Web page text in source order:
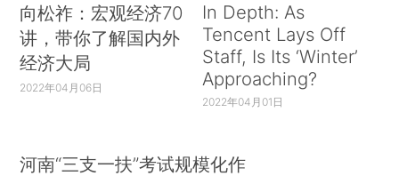
向松祚：宏观经济70
讲，带你了解国内外
经济大局
2022年04月06日
In Depth: As
Tencent Lays Off
Staff, Is Its ‘Winter’
Approaching?
2022年04月01日
河南“三支一扶”考试规模化作